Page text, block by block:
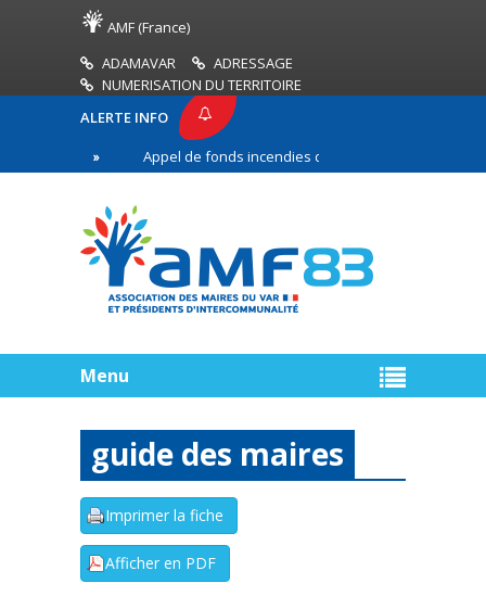
AMF (France)
ADAMAVAR
ADRESSAGE
NUMERISATION DU TERRITOIRE
ALERTE INFO
Appel de fonds incendies de forêt
ligne
Menu
guide des maires